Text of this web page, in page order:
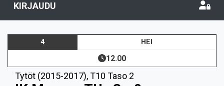
KIRJAUDU
4 HEI
12.00
Tytöt (2015-2017),T10 Taso 2